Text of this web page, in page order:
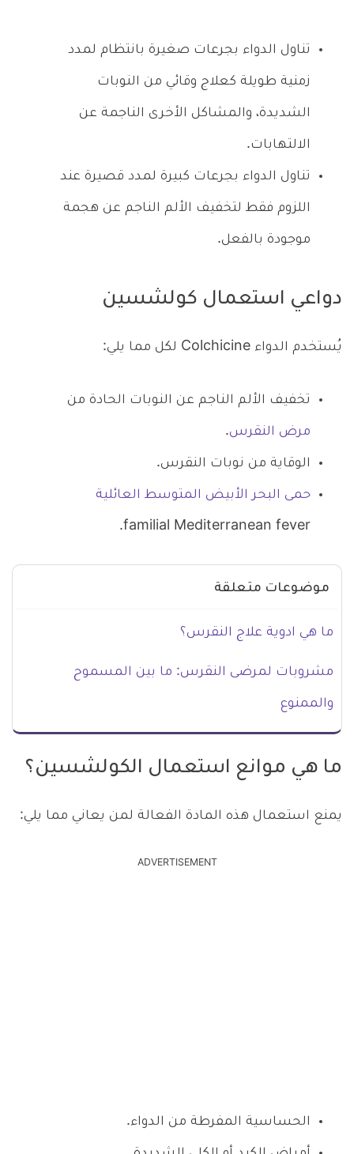
تناول الدواء بجرعات صغيرة بانتظام لمدد
زمنية طويلة كعلاج وقائي من النوبات
الشديدة، والمشاكل الأخرى الناجمة عن
الالتهابات.
تناول الدواء بجرعات كبيرة لمدد قصيرة عند
اللزوم فقط لتخفيف الألم الناجم عن هجمة
موجودة بالفعل.
دواعي استعمال كولشسين
يُستخدم الدواء Colchicine لكل مما يلي:
تخفيف الألم الناجم عن النوبات الحادة من
مرض النقرس.
الوقاية من نوبات النقرس.
حمى البحر الأبيض المتوسط العائلية
familial Mediterranean fever.
موضوعات متعلقة
ما هي ادوية علاج النقرس؟
مشروبات لمرضى النقرس: ما بين المسموح
والممنوع
ما هي موانع استعمال الكولشسين؟
يمنع استعمال هذه المادة الفعالة لمن يعاني مما يلي:
ADVERTISEMENT
الحساسية المفرطة من الدواء.